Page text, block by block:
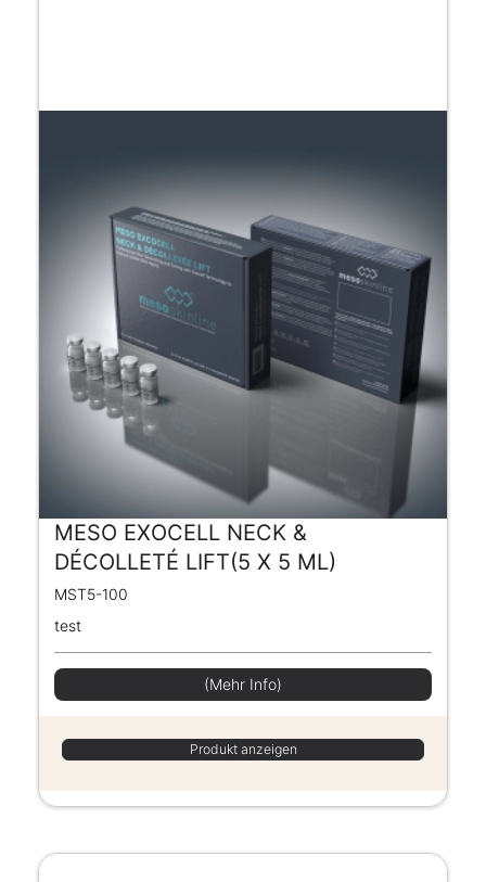
MESO EXOCELL NECK &
DÉCOLLETÉ LIFT(5 X 5 ML)
MST5-100
test
(Mehr Info)
Produkt anzeigen